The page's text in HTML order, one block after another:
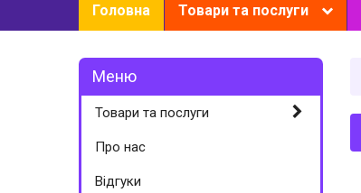
Головна Товари та послуги
Товари та послуги
Про нас
Відгуки